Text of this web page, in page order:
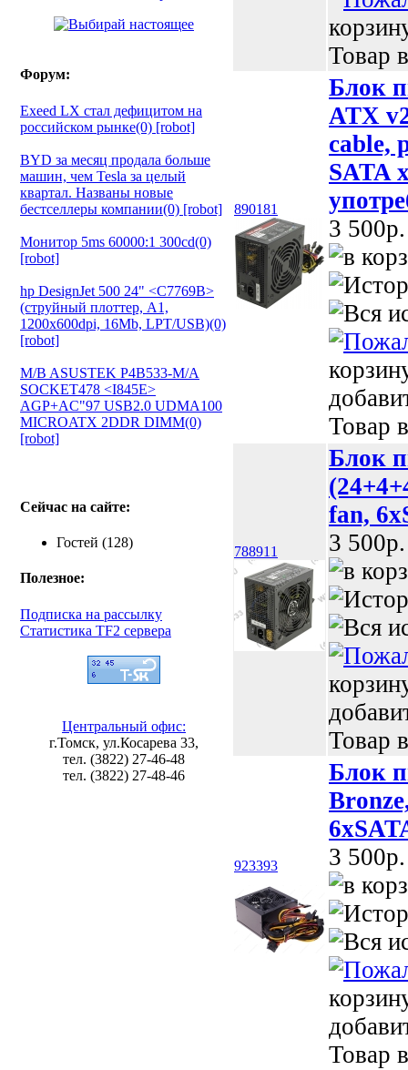
Форум:
Exeed LX стал дефицитом на
российском рынке(0) [robot]
BYD за месяц продала больше
машин, чем Tesla за целый
квартал. Названы новые
бестселлеры компании(0) [robot]
Монитор 5ms 60000:1 300cd(0)
[robot]
hp DesignJet 500 24" <C7769B>
(струйный плоттер, A1,
1200х600dpi, 16Mb, LPT/USB)(0)
[robot]
M/B ASUSTEK P4B533-M/A
SOCKET478 <I845E>
AGP+AC"97 USB2.0 UDMA100
MICROATX 2DDR DIMM(0)
[robot]
Сейчас на сайте:
Гостей (128)
Полезное:
Подписка на рассылку
Статистика TF2 сервера
Центральный офис:
г.Томск, ул.Косарева 33,
тел. (3822) 27-46-48
тел. (3822) 27-48-46
Товар
890181
Блок
ATX
cable,
SATA
3 500p.
Товар
788911
Блок
fan,
3 500p.
Товар
923393
Блок
3 500p.
Товар